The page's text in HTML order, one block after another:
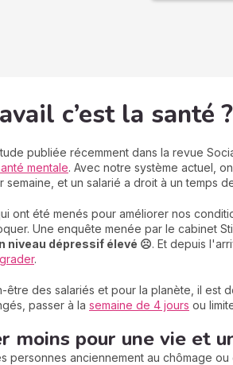
c’est la santé
publiée récemment dans la revue
mentale. Avec notre système actuel,
semaine, et un salarié a droit à un temps
ont été menés pour améliorer nos
Une enquête menée par le cabinet
niveau dépressif élevé ☹️. Et depuis
.
être des salariés et pour la planète, il est
passer à la semaine de 4 jours ou
moins pour une vie et
personnes anciennement au chômage